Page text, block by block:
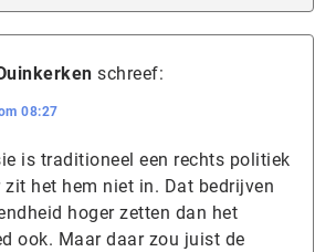
schreef:
08:27
is traditioneel een rechts politiek
het hem niet in. Dat bedrijven
hoger zetten dan het
ook. Maar daar zou juist de